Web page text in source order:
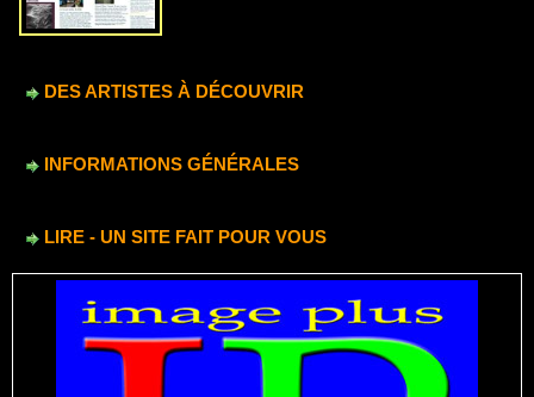
DES ARTISTES À DÉCOUVRIR
INFORMATIONS GÉNÉRALES
LIRE - UN SITE FAIT POUR VOUS